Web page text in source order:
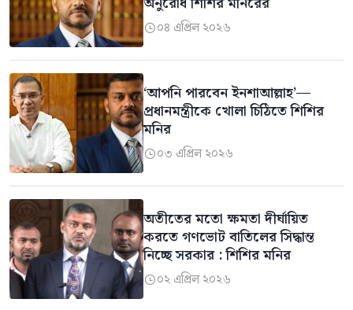
০৪ এপ্রিল ২০২৬
‘আপনি পারবেন ইনশাআল্লাহ’—
প্রধানমন্ত্রীকে খোলা চিঠিতে শিশির
মনির
০৩ এপ্রিল ২০২৬
অতীতের মতো ক্ষমতা দীর্ঘায়িত
করতে গণভোট বাতিলের সিদ্ধান্ত
নিচ্ছে সরকার : শিশির মনির
০২ এপ্রিল ২০২৬